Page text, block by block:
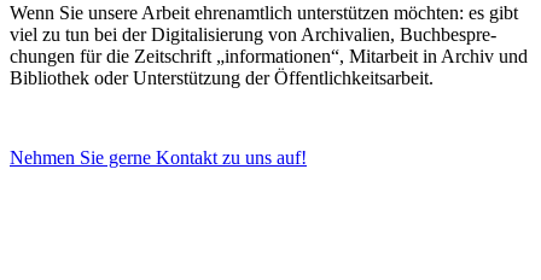
Wenn Sie un­se­re Ar­beit eh­ren­amt­lich un­ter­stüt­zen möch­ten: es gibt
viel zu tun bei der Di­gi­ta­li­sie­rung von Ar­chi­va­li­en, Buch­be­spre­
chun­gen für die Zeit­schrift „in­for­ma­tio­nen“, Mit­ar­beit in Ar­chiv und
Bi­blio­thek oder Un­ter­stüt­zung der Öffentlichkeitsarbeit.
Neh­men Sie ger­ne Kon­takt zu uns auf!